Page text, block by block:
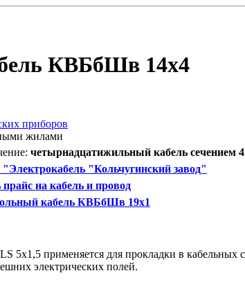
КВБбШв 14х4
приборов
жилами
четырнадцатижильный кабель сечением
"Кольчугинский завод"
на кабель и провод
кабель КВБбШв 19х1
применяется для прокладки в кабельных
электрических полей.